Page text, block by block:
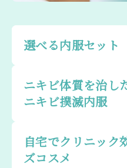
選べる内服セット
ニキビ体質を治し
ニキビ撲滅内服
自宅でクリニッ
ズコスメ